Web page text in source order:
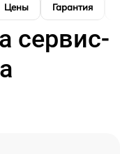
Цены Гарантия
сервис-